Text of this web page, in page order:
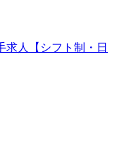
求人【シフト制・日